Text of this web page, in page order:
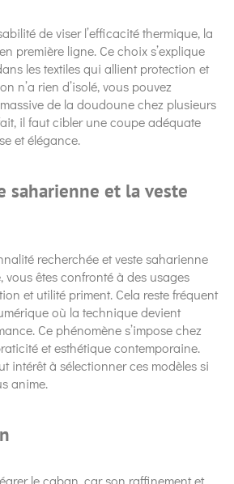
de viser l’efficacité thermique, la
première ligne. Ce choix s’explique
les textiles qui allient protection et
n’a rien d’isolé, vous pouvez
de la doudoune chez plusieurs
il faut cibler une coupe adéquate
et élégance.
saharienne et la veste
recherchée et veste saharienne
vous êtes confronté à des usages
et utilité priment. Cela reste fréquent
où la technique devient
Ce phénomène s’impose chez
et esthétique contemporaine.
intérêt à sélectionner ces modèles si
anime.